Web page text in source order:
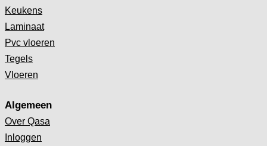
Keukens
Laminaat
Pvc vloeren
Tegels
Vloeren
Algemeen
Over Qasa
Inloggen